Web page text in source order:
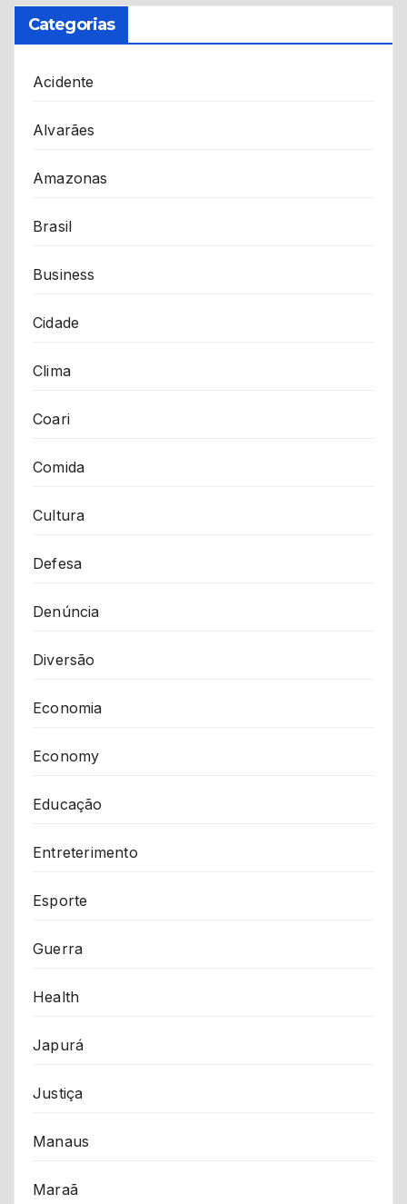
Categorias
Acidente
Alvarães
Amazonas
Brasil
Business
Cidade
Clima
Coari
Comida
Cultura
Defesa
Denúncia
Diversão
Economia
Economy
Educação
Entreterimento
Esporte
Guerra
Health
Japurá
Justiça
Manaus
Maraã